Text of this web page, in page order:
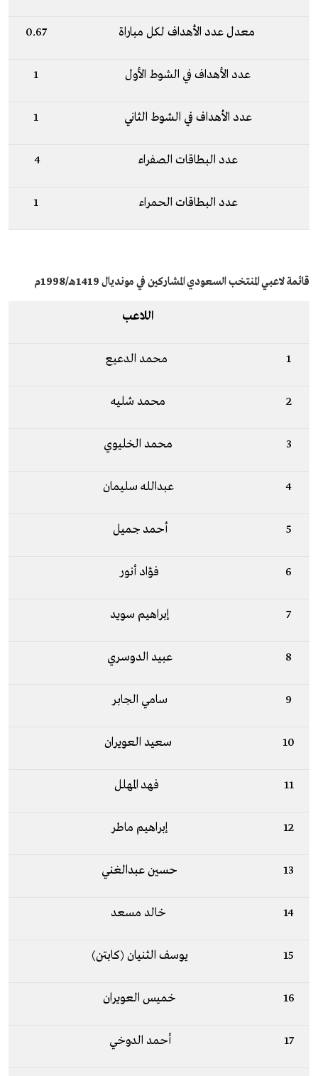
معدل عدد الأهداف لكل مباراة 0.67
عدد الأهداف في الشوط الأول 1
عدد الأهداف في الشوط الثاني 1
عدد البطاقات الصفراء 4
عدد البطاقات الحمراء 1
قائمة لاعبي المنتخب السعودي المشاركين في مونديال 1419هـ/1998م
اللاعب
1 محمد الدعيع
2 محمد شليه
3 محمد الخليوي
4 عبدالله سليمان
5 أحمد جميل
6 فؤاد أنور
7 إبراهيم سويد
8 عبيد الدوسري
9 سامي الجابر
10 سعيد العويران
11 فهد المهلل
12 إبراهيم ماطر
13 حسين عبدالغني
14 خالد مسعد
15 يوسف الثنيان (كابتن)
16 خميس العويران
17 أحمد الدوخي